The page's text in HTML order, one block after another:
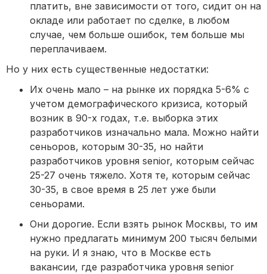
платить, вне зависимости от того, сидит он на
окладе или работает по сделке, в любом
случае, чем больше ошибок, тем больше мы
переплачиваем.
Но у них есть существенные недостатки:
Их очень мало – на рынке их порядка 5-6% с
учетом демографического кризиса, который
возник в 90-х годах, т.е. выборка этих
разработчиков изначально мала. Можно найти
сеньоров, которым 30-35, но найти
разработчиков уровня senior, которым сейчас
25-27 очень тяжело. Хотя те, которым сейчас
30-35, в свое время в 25 лет уже были
сеньорами.
Они дорогие. Если взять рынок Москвы, то им
нужно предлагать минимум 200 тысяч белыми
на руки. И я знаю, что в Москве есть
вакансии, где разработчика уровня senior